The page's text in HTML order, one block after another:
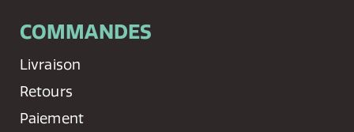
COMMANDES
Livraison
Retours
Paiement